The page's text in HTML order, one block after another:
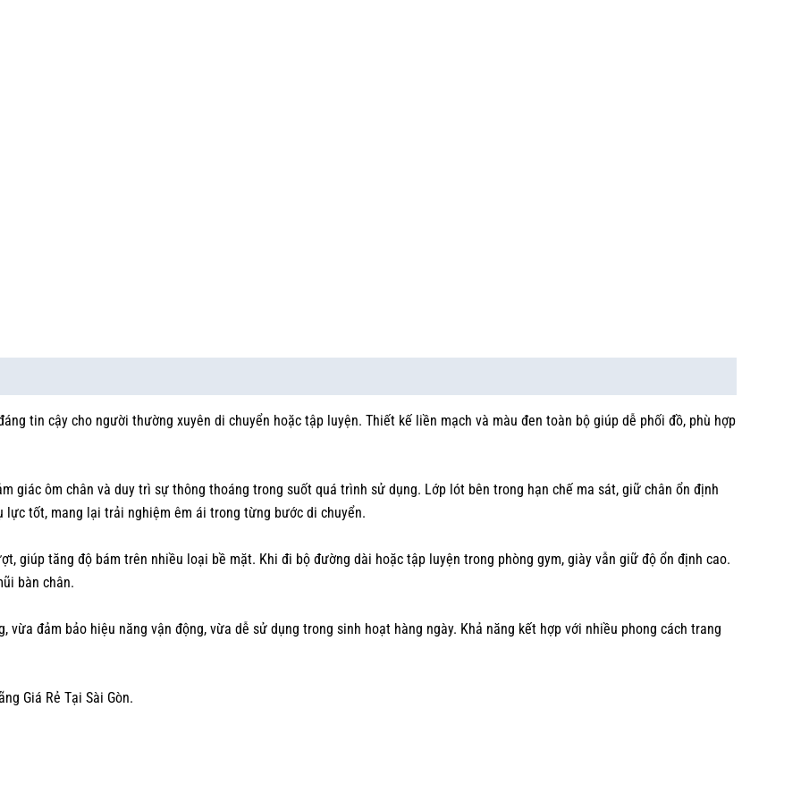
tin cậy cho người thường xuyên di chuyển hoặc tập luyện. Thiết kế liền mạch và màu đen toàn bộ giúp dễ phối đồ, phù hợp
giác ôm chân và duy trì sự thông thoáng trong suốt quá trình sử dụng. Lớp lót bên trong hạn chế ma sát, giữ chân ổn định
tốt, mang lại trải nghiệm êm ái trong từng bước di chuyển.
giúp tăng độ bám trên nhiều loại bề mặt. Khi đi bộ đường dài hoặc tập luyện trong phòng gym, giày vẫn giữ độ ổn định cao.
bàn chân.
đảm bảo hiệu năng vận động, vừa dễ sử dụng trong sinh hoạt hàng ngày. Khả năng kết hợp với nhiều phong cách trang
Giá Rẻ Tại Sài Gòn.